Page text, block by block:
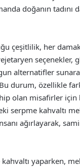
doğanın tadını
çeşitlilik, her
seçenekler,
alternatifler
durum, özellikle
olan misafirler
serpme kahvaltı
ağırlayarak,
kahvaltı yaparken,